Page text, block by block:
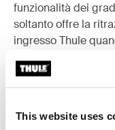
This website uses
funzionalità dei
soltanto offre la
ingresso Thule
Thule Control Box
che permette al
automaticamente
con l'interruttore